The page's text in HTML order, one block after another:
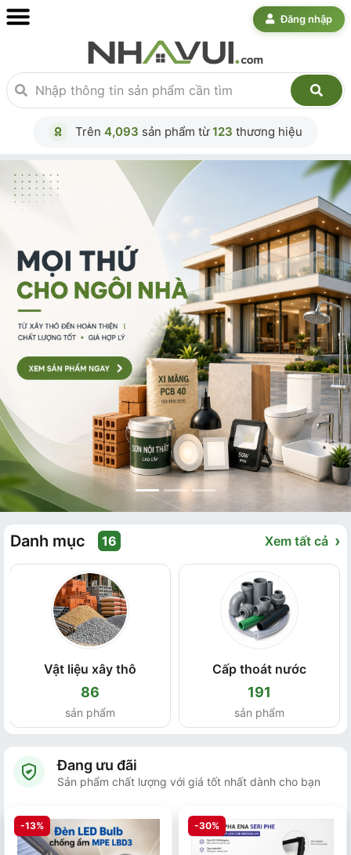
Đăng nhập
Trên 4,093 sản phẩm từ123 thương hiệu
Danh mục 16 Xem tất cả ›
Vật liệu xây thô
86
sản phẩm
Cấp thoát nước
191
sản phẩm
Đang ưu đãi
Sản phẩm chất lượng với giá tốt nhất dành cho bạn
-13% -30%